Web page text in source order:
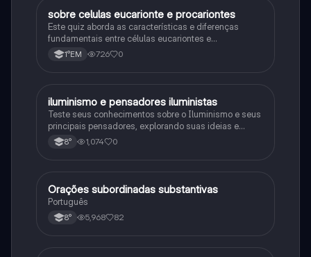
Biologia
sobre celulas eucarionte e procariontes
Este quiz aborda as características e diferenças
fundamentais entre células eucariontes e
procariontes.
1°EM 726 0
História
iluminismo e pensadores iluministas
Teste seus conhecimentos sobre o Iluminismo e seus
principais pensadores, explorando suas ideias e
impacto histórico.
8° 1,074 0
Português
Orações subordinadas substantivas
Português
8° 5,968 82